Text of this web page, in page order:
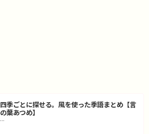
四季ごとに探せる。風を使った季語まとめ【言
の葉あつめ】
...